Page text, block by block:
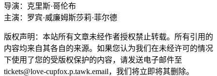
导演： 克里斯·哥伦布
主演： 罗宾·威廉姆斯莎莉·菲尔德
版权声明：本站所有文章未经作者授权禁止转载。所有引用的
内容均来自其各自的来源。如果您认为我们在未经许可的情况
下使用了您的受版权保护的内容，请发送电子邮件至
tickets@love-cupfox.p.tawk.email，我们将立即将其删除。